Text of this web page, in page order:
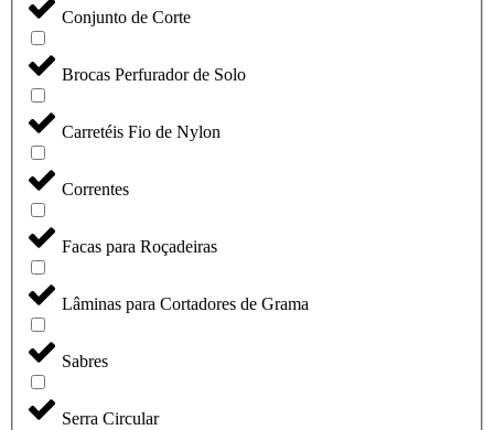
Conjunto de Corte
Brocas Perfurador de Solo
Carretéis Fio de Nylon
Correntes
Facas para Roçadeiras
Lâminas para Cortadores de Grama
Sabres
Serra Circular